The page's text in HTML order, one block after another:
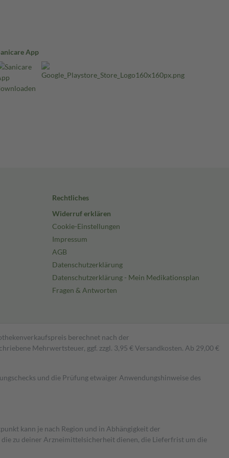
App
Rechtliches
Widerruf erklären
Cookie-Einstellungen
Impressum
AGB
Datenschutzerklärung
Datenschutzerklärung - Mein Medikationsplan
Fragen & Antworten
berechnet nach der
Mehrwertsteuer, ggf. zzgl. 3,95 € Versandkosten. Ab 29,00 €
und die Prüfung etwaiger Anwendungshinweise des
kann je nach Region und in Abhängigkeit der
zu deiner Arzneimittelsicherheit dienen, die Lieferfrist um die